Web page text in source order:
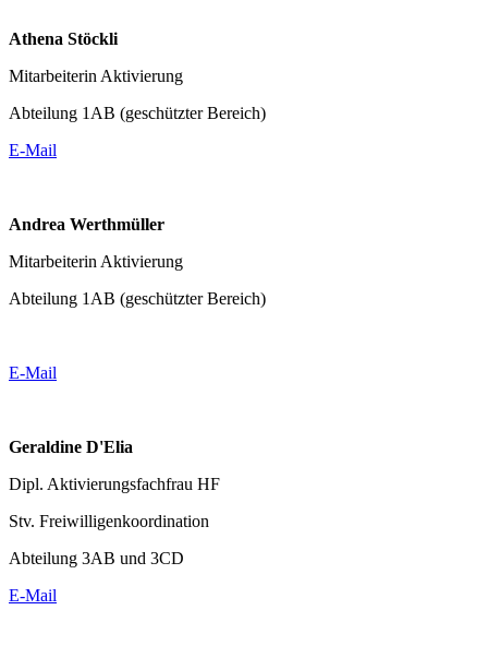
Athena Stöckli
Mitarbeiterin Aktivierung
Abteilung 1AB (geschützter Bereich)
E-Mail
Andrea Werthmüller
Mitarbeiterin Aktivierung
Abteilung 1AB (geschützter Bereich)
E-Mail
Geraldine D'Elia
Dipl. Aktivierungsfachfrau HF
Stv. Freiwilligenkoordination
Abteilung 3AB und 3CD
E-Mail